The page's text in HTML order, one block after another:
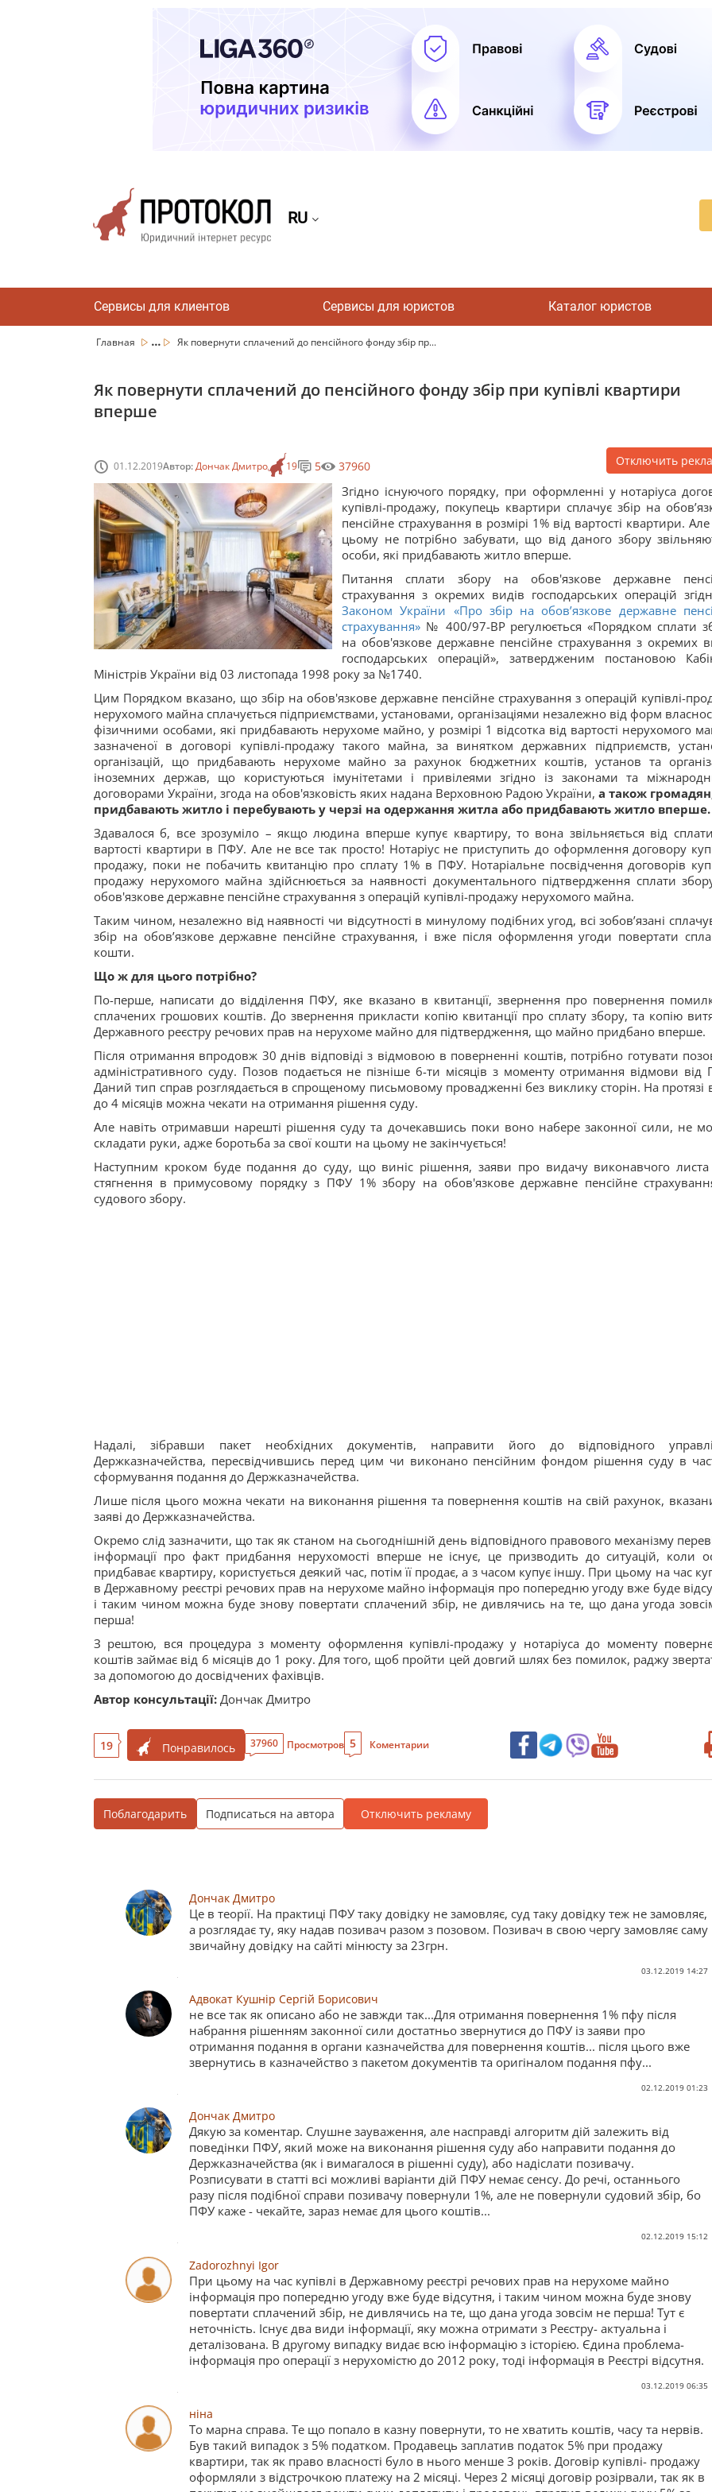
RU
Сервисы для клиентов Сервисы для юристов Каталог юристов
Главная ... Як повернути сплачений до пенсійного фонду збір пр...
Як повернути сплачений до пенсійного фонду збір при купівлі квартири
вперше
01.12.2019Автор:Дончак Дмитро 19 5 37960 Отключить
Згідно існуючого порядку, при оформленні у нотаріуса
купівлі-продажу, покупець квартири сплачує збір на
пенсійне страхування в розмірі 1% від вартості квартири.
цьому не потрібно забувати, що від даного збору
особи, які придбавають житло вперше.
Питання сплати збору на обов'язкове державне
страхування з окремих видів господарських операцій
Законом України «Про збір на обов’язкове державне
страхування» № 400/97-ВР регулюється «Порядком сплати
на обов'язкове державне пенсійне страхування з окремих
господарських операцій», затвердженим постановою
Міністрів України від 03 листопада 1998 року за №1740.
Цим Порядком вказано, що збір на обов'язкове державне пенсійне страхування з операцій купівлі-
нерухомого майна сплачується підприємствами, установами, організаціями незалежно від форм
фізичними особами, які придбавають нерухоме майно, у розмірі 1 відсотка від вартості нерухомого
зазначеної в договорі купівлі-продажу такого майна, за винятком державних підприємств,
організацій, що придбавають нерухоме майно за рахунок бюджетних коштів, установ та
іноземних держав, що користуються імунітетами і привілеями згідно із законами та
договорами України, згода на обов'язковість яких надана Верховною Радою України, а також
придбавають житло і перебувають у черзі на одержання житла або придбавають житло вперше.
Здавалося б, все зрозуміло – якщо людина вперше купує квартиру, то вона звільняється від
вартості квартири в ПФУ. Але не все так просто! Нотаріус не приступить до оформлення договору
продажу, поки не побачить квитанцію про сплату 1% в ПФУ. Нотаріальне посвідчення договорів
продажу нерухомого майна здійснюється за наявності документального підтвердження сплати
обов'язкове державне пенсійне страхування з операцій купівлі-продажу нерухомого майна.
Таким чином, незалежно від наявності чи відсутності в минулому подібних угод, всі зобов’язані
збір на обов’язкове державне пенсійне страхування, і вже після оформлення угоди повертати
кошти.
Що ж для цього потрібно?
По-перше, написати до відділення ПФУ, яке вказано в квитанції, звернення про повернення
сплачених грошових коштів. До звернення прикласти копію квитанції про сплату збору, та копію
Державного реєстру речових прав на нерухоме майно для підтвердження, що майно придбано вперше.
Після отримання впродовж 30 днів відповіді з відмовою в поверненні коштів, потрібно готувати
адміністративного суду. Позов подається не пізніше 6-ти місяців з моменту отримання відмови від
Даний тип справ розглядається в спрощеному письмовому провадженні без виклику сторін. На протязі
до 4 місяців можна чекати на отримання рішення суду.
Але навіть отримавши нарешті рішення суду та дочекавшись поки воно набере законної сили, не
складати руки, адже боротьба за свої кошти на цьому не закінчується!
Наступним кроком буде подання до суду, що виніс рішення, заяви про видачу виконавчого
стягнення в примусовому порядку з ПФУ 1% збору на обов'язкове державне пенсійне
судового збору.
Надалі, зібравши пакет необхідних документів, направити його до відповідного
Держказначейства, пересвідчившись перед цим чи виконано пенсійним фондом рішення суду в
сформування подання до Держказначейства.
Лише після цього можна чекати на виконання рішення та повернення коштів на свій рахунок,
заяві до Держказначейства.
Окремо слід зазначити, що так як станом на сьогоднішній день відповідного правового механізму
інформації про факт придбання нерухомості вперше не існує, це призводить до ситуацій, коли
придбаває квартиру, користується деякий час, потім її продає, а з часом купує іншу. При цьому на час
в Державному реєстрі речових прав на нерухоме майно інформація про попередню угоду вже буде
і таким чином можна буде знову повертати сплачений збір, не дивлячись на те, що дана угода
перша!
З рештою, вся процедура з моменту оформлення купівлі-продажу у нотаріуса до моменту
коштів займає від 6 місяців до 1 року. Для того, щоб пройти цей довгий шлях без помилок, раджу
за допомогою до досвідчених фахівців.
Автор консультації: Дончак Дмитро
19 Понравилось 37960 Просмотров 5 Коментарии
Поблагодарить Подписаться на автора Отключить рекламу
Дончак Дмитро
Це в теорії. На практиці ПФУ таку довідку не замовляє, суд таку довідку теж не замовляє,
а розглядає ту, яку надав позивач разом з позовом. Позивач в свою чергу замовляє саму
звичайну довідку на сайті мінюсту за 23грн.
03.12.2019 14:27
Адвокат Кушнір Сергій Борисович
не все так як описано або не завжди так...Для отримання повернення 1% пфу після
набрання рішенням законної сили достатньо звернутися до ПФУ із заяви про
отримання подання в органи казначейства для повернення коштів... після цього вже
звернутись в казначейство з пакетом документів та оригіналом подання пфу...
02.12.2019 01:23
Дончак Дмитро
Дякую за коментар. Слушне зауваження, але насправді алгоритм дій залежить від
поведінки ПФУ, який може на виконання рішення суду або направити подання до
Держказначейства (як і вимагалося в рішенні суду), або надіслати позивачу.
Розписувати в статті всі можливі варіанти дій ПФУ немає сенсу. До речі, останнього
разу після подібної справи позивачу повернули 1%, але не повернули судовий збір, бо
ПФУ каже - чекайте, зараз немає для цього коштів...
02.12.2019 15:12
Zadorozhnyi Igor
При цьому на час купівлі в Державному реєстрі речових прав на нерухоме майно
інформація про попередню угоду вже буде відсутня, і таким чином можна буде знову
повертати сплачений збір, не дивлячись на те, що дана угода зовсім не перша! Тут є
неточність. Існує два види інформації, яку можна отримати з Реєстру- актуальна і
деталізована. В другому випадку видає всю інформацію з історією. Єдина проблема-
інформація про операції з нерухомістю до 2012 року, тоді інформація в Реєстрі відсутня.
03.12.2019 06:35
ніна
То марна справа. Те що попало в казну повернути, то не хватить коштів, часу та нервів.
Був такий випадок з 5% податком. Продавець заплатив податок 5% при продажу
квартири, так як право власності було в нього менше 3 років. Договір купівлі- продажу
оформляли з відстрочкою платежу на 2 місяці. Через 2 місяці договір розірвали, так як в